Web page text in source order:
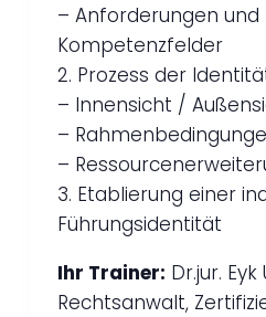
– Anforderungen und
Kompetenzfelder
2. Prozess der
– Innensicht /
–
–
3. Etablierung einer
Führungsidentität
Ihr Trainer: Dr.jur.
Rechtsanwalt,